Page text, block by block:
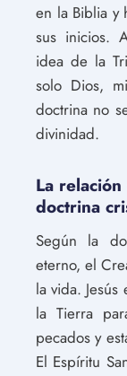
en la Biblia y
sus inicios.
idea de la
solo Dios,
doctrina no
divinidad.
La
doctrina
Según la
eterno, el
la vida.
la Tierra
pecados y
El Espíritu